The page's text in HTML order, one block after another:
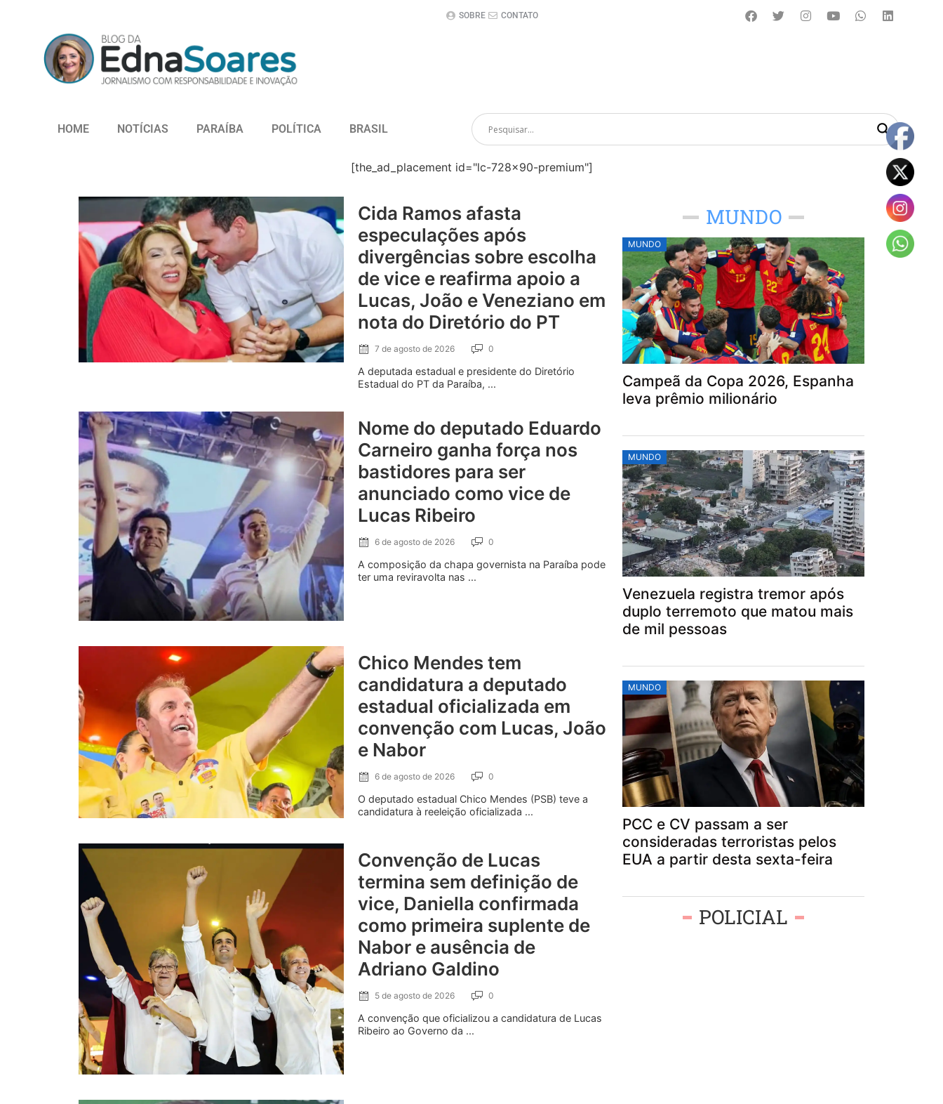
SOBRE CONTATO
HOME NOTÍCIAS PARAÍBA POLÍTICA BRASIL
[the_ad_placement id="lc-728x90-premium"]
Cida Ramos afasta
especulações após
divergências sobre escolha
de vice e reafirma apoio a
Lucas, João e Veneziano em
nota do Diretório do PT
7 de agosto de 2026 0
A deputada estadual e presidente do Diretório
Estadual do PT da Paraíba, ...
Nome do deputado Eduardo
Carneiro ganha força nos
bastidores para ser
anunciado como vice de
Lucas Ribeiro
6 de agosto de 2026 0
A composição da chapa governista na Paraíba pode
ter uma reviravolta nas ...
Chico Mendes tem
candidatura a deputado
estadual oficializada em
convenção com Lucas, João
e Nabor
6 de agosto de 2026 0
O deputado estadual Chico Mendes (PSB) teve a
candidatura à reeleição oficializada ...
Convenção de Lucas
termina sem definição de
vice, Daniella confirmada
como primeira suplente de
Nabor e ausência de
Adriano Galdino
5 de agosto de 2026 0
A convenção que oficializou a candidatura de Lucas
Ribeiro ao Governo da ...
MUNDO
MUNDO
Campeã da Copa 2026, Espanha
leva prêmio milionário
MUNDO
Venezuela registra tremor após
duplo terremoto que matou mais
de mil pessoas
MUNDO
PCC e CV passam a ser
consideradas terroristas pelos
EUA a partir desta sexta-feira
POLICIAL